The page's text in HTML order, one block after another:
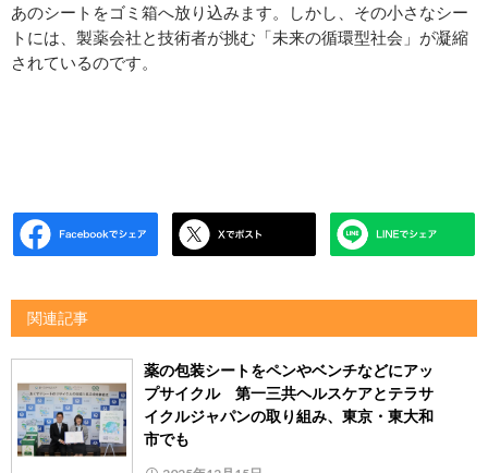
あのシートをゴミ箱へ放り込みます。しかし、その小さなシー
トには、製薬会社と技術者が挑む「未来の循環型社会」が凝縮
されているのです。
関連記事
薬の包装シートをペンやベンチなどにアッ
プサイクル 第一三共ヘルスケアとテラサ
イクルジャパンの取り組み、東京・東大和
市でも